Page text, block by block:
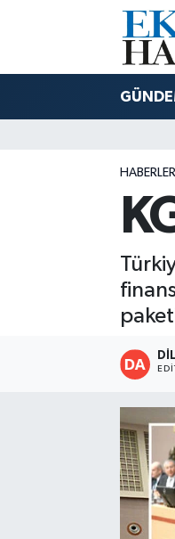
HABERLER
Hava Durumu
Tüm Manşetler
Haber Arşivi